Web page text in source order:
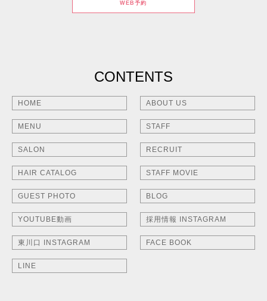
WEB予約
CONTENTS
HOME ABOUT US
MENU STAFF
SALON RECRUIT
HAIR CATALOG STAFF MOVIE
GUEST PHOTO BLOG
YOUTUBE動画 採用情報 INSTAGRAM
東川口 INSTAGRAM FACE BOOK
LINE